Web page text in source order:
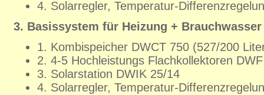
4. Solarregler, Temperatur-
3. Basissystem für Heizung +
1. Kombispeicher DWCT 750 (527/200
2. 4-5 Hochleistungs Flachkollektoren
3. Solarstation DWIK 25/14
4. Solarregler, Temperatur-